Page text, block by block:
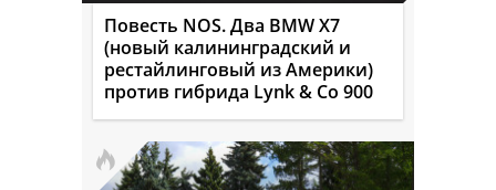
Повесть NOS. Два BMW X7
(новый калининградский и
рестайлинговый из Америки)
против гибрида Lynk & Co 900